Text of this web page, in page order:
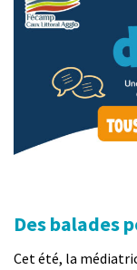
Des balades
Cet été, la